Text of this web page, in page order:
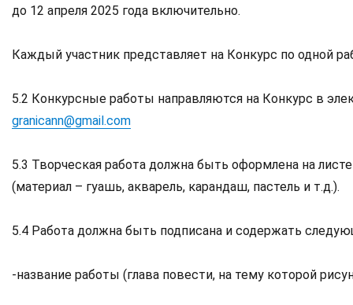
до 12 апреля 2025 года включительно.
Каждый участник представляет на Конкурс по одной
5.2 Конкурсные работы направляются на Конкурс в
granicann@gmail.com
5.3 Творческая работа должна быть оформлена на
(материал – гуашь, акварель, карандаш, пастель и т.д.).
5.4 Работа должна быть подписана и содержать
-название работы (глава повести, на тему которой